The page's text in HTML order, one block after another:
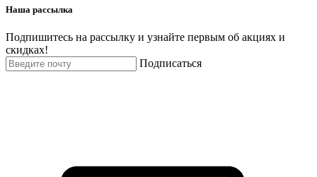
Наша рассылка
Подпишитесь на рассылку и узнайте первым об акциях и
скидках!
Подписаться